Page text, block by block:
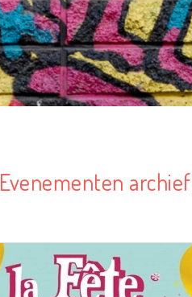
Evenementen archief